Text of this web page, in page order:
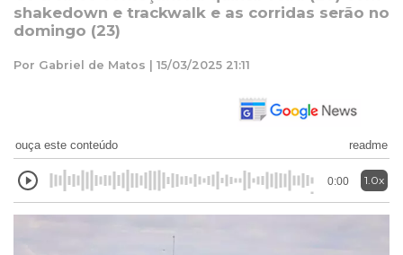
shakedown e trackwalk e as corridas serão no
domingo (23)
Por Gabriel de Matos | 15/03/2025 21:11
ouça este conteúdo readme
0:00 1.0x